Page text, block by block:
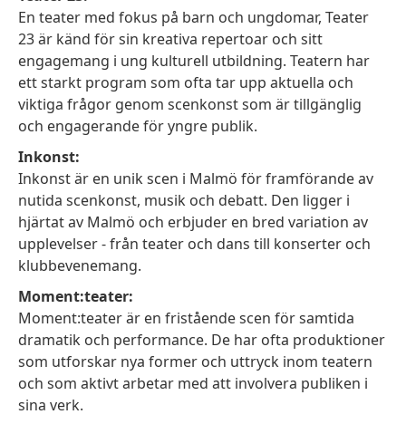
En teater med fokus på barn och ungdomar, Teater
23 är känd för sin kreativa repertoar och sitt
engagemang i ung kulturell utbildning. Teatern har
ett starkt program som ofta tar upp aktuella och
viktiga frågor genom scenkonst som är tillgänglig
och engagerande för yngre publik.
Inkonst:
Inkonst är en unik scen i Malmö för framförande av
nutida scenkonst, musik och debatt. Den ligger i
hjärtat av Malmö och erbjuder en bred variation av
upplevelser - från teater och dans till konserter och
klubbevenemang.
Moment:teater:
Moment:teater är en fristående scen för samtida
dramatik och performance. De har ofta produktioner
som utforskar nya former och uttryck inom teatern
och som aktivt arbetar med att involvera publiken i
sina verk.